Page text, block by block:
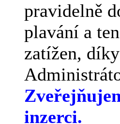
pravidelně
plavání a
zatížen,
inzerci.